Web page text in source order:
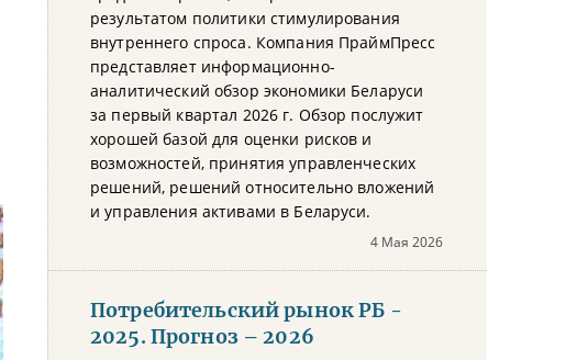
результатом политики стимулирования
внутреннего спроса. Компания ПраймПресс
представляет информационно-
аналитический обзор экономики Беларуси
за первый квартал 2026 г. Обзор послужит
хорошей базой для оценки рисков и
возможностей, принятия управленческих
решений, решений относительно вложений
и управления активами в Беларуси.
4 Мая 2026
Потребительский рынок РБ -
2025. Прогноз – 2026